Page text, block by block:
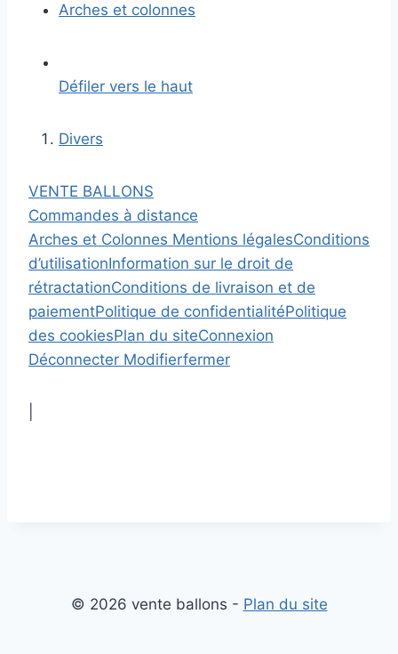
Arches et colonnes
Défiler vers le haut
Divers
VENTE BALLONS
Commandes à distance
Arches et Colonnes Mentions légalesConditions
d’utilisationInformation sur le droit de
rétractationConditions de livraison et de
paiementPolitique de confidentialitéPolitique
des cookiesPlan du siteConnexion
Déconnecter Modifierfermer
© 2026 vente ballons - Plan du site